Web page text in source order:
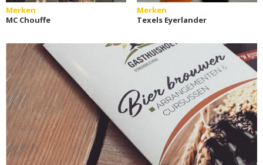
Merken
MC Chouffe
Merken
Texels Eyerlander